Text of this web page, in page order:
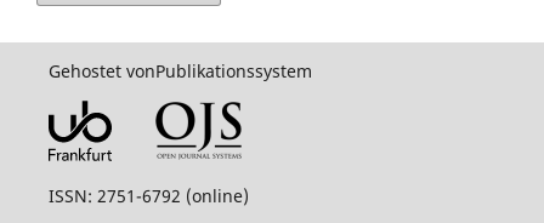
Gehostet vonPublikationssystem
ISSN: 2751-6792 (online)